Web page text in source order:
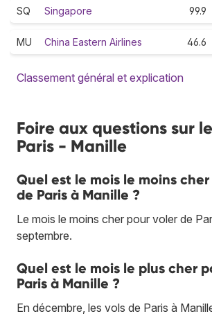
SQ Singapore 99.9
MU China Eastern Airlines 46.6
Classement général et explication
Foire aux questions sur
Paris - Manille
Quel est le mois le moins
de Paris à Manille ?
Le mois le moins cher pour voler de
septembre.
Quel est le mois le plus cher
Paris à Manille ?
En décembre, les vols de Paris à